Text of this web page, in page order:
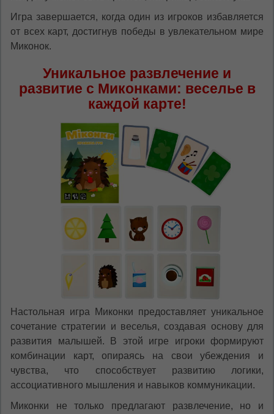
Игра завершается, когда один из игроков избавляется
от всех карт, достигнув победы в увлекательном мире
Миконок.
Уникальное развлечение и
развитие с Миконками: веселье в
каждой карте!
Настольная игра Миконки предоставляет уникальное
сочетание стратегии и веселья, создавая основу для
развития малышей. В этой игре игроки формируют
комбинации карт, опираясь на свои убеждения и
чувства, что способствует развитию логики,
ассоциативного мышления и навыков коммуникации.
Миконки не только предлагают развлечение, но и